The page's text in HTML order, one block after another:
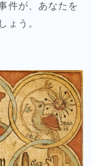
件が、あなたを
ょう。